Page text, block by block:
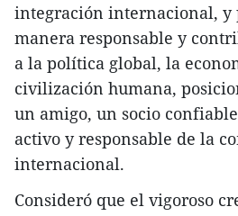
integración internacional, y
manera responsable y
a la política global, la
civilización humana,
un amigo, un socio
activo y responsable de la
internacional.
Consideró que el vigoroso